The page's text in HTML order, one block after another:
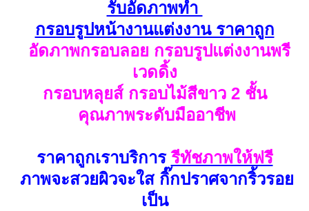
รับอัดภาพทำ
กรอบรูปหน้างานแต่งงาน ราคาถูก
อัดภาพกรอบลอย กรอบรูปแต่งงานพรี
เวดดิ้ง
กรอบหลุยส์ กรอบไม้สีขาว 2 ชั้น
คุณภาพระดับมืออาชีพ
ราคาถูกเราบริการรีทัชภาพให้ฟรี
ภาพจะสวยผิวจะใส กิ๊กปราศจากริ้วรอย
เป็น